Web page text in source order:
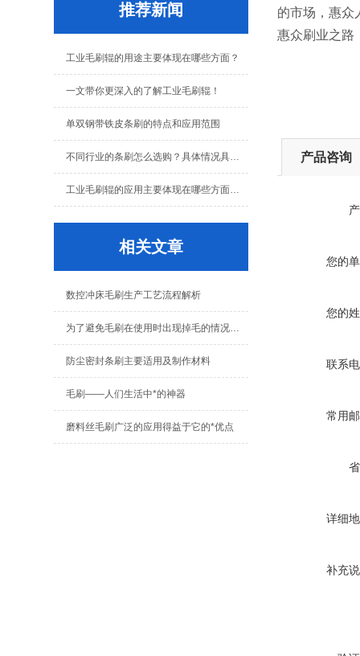
推荐新闻
工业毛刷辊的用途主要体现在哪些方面？
一文带你更深入的了解工业毛刷辊！
单双钢带铁皮条刷的特点和应用范围
不同行业的条刷怎么选购？具体情况具体分析！
工业毛刷辊的应用主要体现在哪些方面呢？
相关文章
数控冲床毛刷生产工艺流程解析
为了避免毛刷在使用时出现掉毛的情况，必须这么做
防尘密封条刷主要适用及制作材料
毛刷——人们生活中*的神器
磨料丝毛刷广泛的应用得益于它的*优点
的市场，惠众
惠众刷业之路
产品咨询
您的
您的
联系
常用
详细
补充